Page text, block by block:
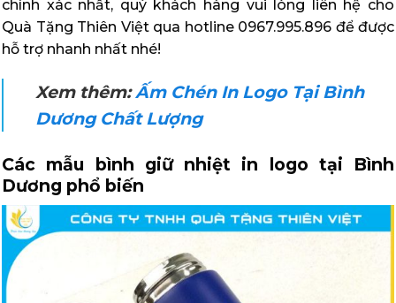
chính xác nhất, quý khách hàng vui lòng liên hệ cho
Quà Tặng Thiên Việt qua hotline 0967.995.896 để được
hỗ trợ nhanh nhất nhé!
Xem thêm:Ấm Chén In Logo Tại Bình
Dương Chất Lượng
Các mẫu bình giữ nhiệt in logo tại Bình
Dương phổ biến